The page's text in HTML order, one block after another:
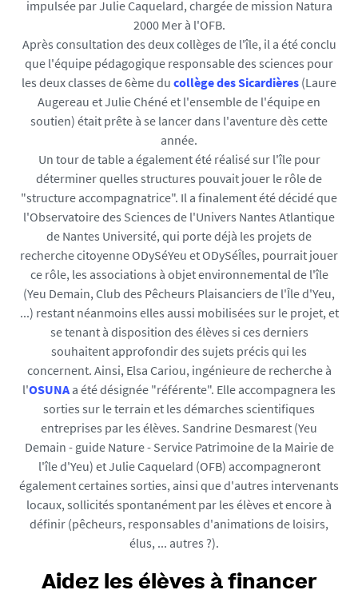
impulsée par Julie Caquelard, chargée de mission Natura
2000 Mer à l'OFB.
Après consultation des deux collèges de l'île, il a été conclu
que l'équipe pédagogique responsable des sciences pour
les deux classes de 6ème du collège des Sicardières (Laure
Augereau et Julie Chéné et l'ensemble de l'équipe en
soutien) était prête à se lancer dans l'aventure dès cette
année.
Un tour de table a également été réalisé sur l'île pour
déterminer quelles structures pouvait jouer le rôle de
"structure accompagnatrice". Il a finalement été décidé que
l'Observatoire des Sciences de l'Univers Nantes Atlantique
de Nantes Université, qui porte déjà les projets de
recherche citoyenne ODySéYeu et ODySéÎles, pourrait jouer
ce rôle, les associations à objet environnemental de l'île
(Yeu Demain, Club des Pêcheurs Plaisanciers de l'Île d'Yeu,
...) restant néanmoins elles aussi mobilisées sur le projet, et
se tenant à disposition des élèves si ces derniers
souhaitent approfondir des sujets précis qui les
concernent. Ainsi, Elsa Cariou, ingénieure de recherche à
l'OSUNA a été désignée "référente". Elle accompagnera les
sorties sur le terrain et les démarches scientifiques
entreprises par les élèves. Sandrine Desmarest (Yeu
Demain - guide Nature - Service Patrimoine de la Mairie de
l'île d'Yeu) et Julie Caquelard (OFB) accompagneront
également certaines sorties, ainsi que d'autres intervenants
locaux, sollicités spontanément par les élèves et encore à
définir (pêcheurs, responsables d'animations de loisirs,
élus, ... autres ?).
Aidez les élèves à financer